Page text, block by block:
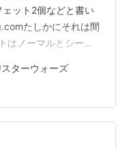
ット2個などと書い
たしかにそれは間
はノーマルとシーク
ういえば老眼だった
な。 そしてどうやら
で、未開封の未使用
けではないけど、ノ
未開封のほうが、多
スターウォーズ